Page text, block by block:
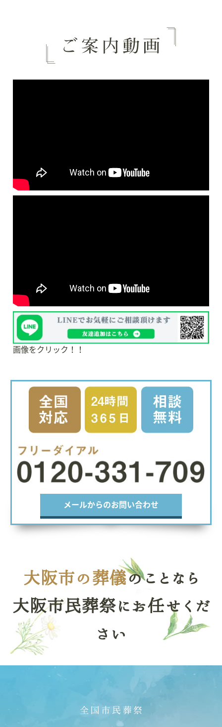
画像をクリック！！
メールからのお問い合わせ
大阪市の葬儀のことなら
大阪市民葬祭にお任せくだ
さい